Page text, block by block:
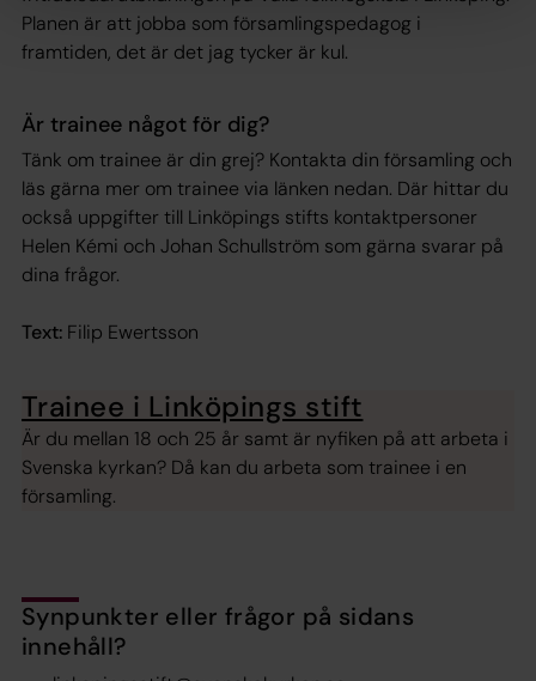
Planen är att jobba som församlingspedagog i
framtiden, det är det jag tycker är kul.
Är trainee något för dig?
Tänk om trainee är din grej? Kontakta din församling och
läs gärna mer om trainee via länken nedan. Där hittar du
också uppgifter till Linköpings stifts kontaktpersoner
Helen Kémi och Johan Schullström som gärna svarar på
dina frågor.
Text: Filip Ewertsson
Trainee i Linköpings stift
Är du mellan 18 och 25 år samt är nyfiken på att arbeta i
Svenska kyrkan? Då kan du arbeta som trainee i en
församling.
Synpunkter eller frågor på sidans
innehåll?